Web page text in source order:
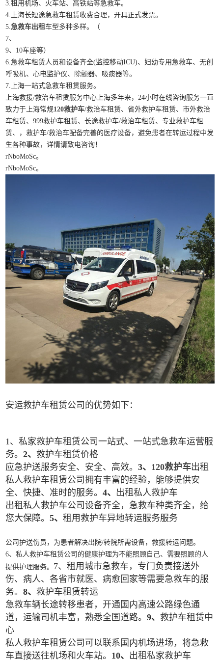
3.租用机场、火车站、高铁站等急救车。
4.上海长短途急救车租赁收费合理，开具正式发票。
5.急救车出租车型多种多样。（
7、
9、10车座等）
6.急救车租赁人员和设备齐全(监控移动ICU)、妇幼专用急救车、无创
呼吸机、心电监护仪、除颤器、吸痰器等。
7.上海一站式急救车租赁服务。
上海救援/救治车租赁服务中心上海多年来，24小时在线咨询服务一直
致力于上海常规120救护车/救治车租赁、省外救护车租赁、市外救治
车租赁、999救护车租赁、长途救护车/救治车租赁、专业救护车租
赁、，救护车/救治车配备完善的医疗设备，避免患者在转运过程中发
生各种事故，详情请致电咨询！
rNboMoSc。
rNboMoSc。
安运救护车租赁公司的优势如下：
1、私家救护车租赁公司一站式、一站式急救车运营服
务。2、救护车租赁价格
应急护送服务安全、安全、高效。3、 120救护车出租
私人救护车租赁公司拥有丰富的经验，能够提供安
全、快捷、准时的服务。4、 出租私人救护车
出租私人救护车公司设备齐全，急救车种类齐全，给
您大保障。5、租用救护车异地转运服务服务
公司护送伤员，为患者解决出院/转院所需设备，救援转运问题。
6、私人救护车租赁公司的健康护理为不能照顾自己、需要照顾的人
提供护理服务。 7、租用城市急救车，专门负责接送外
伤、病人、各省市就医、病愈回家等需要急救车的服
务。8、救护车租赁转运
急救车辆长途转移患者，开通国内高速公路绿色通
道，运输司机丰富，熟悉全国道路。9、救护车租赁中
心
私人救护车租赁公司可以联系国内机场进场，将急救
车直接送往机场和火车站。 10、 出租私家救护车